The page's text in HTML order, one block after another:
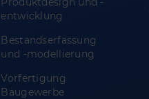
entwicklung
Bestandserfassung
und -modellierung
Vorfertigung
Baugewerbe